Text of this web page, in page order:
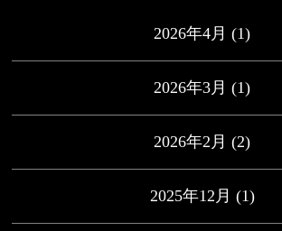
2026年4月 (1)
2026年3月 (1)
2026年2月 (2)
2025年12月 (1)